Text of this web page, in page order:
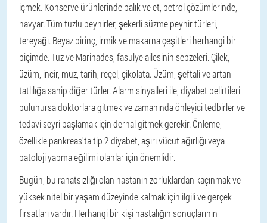
içmek. Konserve ürünlerinde balık ve et, petrol çözümlerinde,
havyar.Tüm tuzlu peynirler, şekerli süzme peynir türleri,
tereyağı. Beyaz pirinç, irmik ve makarna çeşitleri herhangi bir
biçimde.Tuz ve Marinades, fasulye ailesinin sebzeleri.Çilek,
üzüm, incir, muz, tarih, reçel, çikolata. Üzüm, şeftali ve artan
tatlılığa sahip diğer türler.Alarm sinyalleri ile, diyabet belirtileri
bulunursa doktorlara gitmek ve zamanında önleyici tedbirler ve
tedavi seyri başlamak için derhal gitmek gerekir. Önleme,
özellikle pankreas'ta tip 2 diyabet, aşırı vücut ağırlığı veya
patoloji yapma eğilimi olanlar için önemlidir.
Bugün, bu rahatsızlığı olan hastanın zorluklardan kaçınmak ve
yüksek nitel bir yaşam düzeyinde kalmak için ilgili ve gerçek
fırsatları vardır. Herhangi bir kişi hastalığın sonuçlarının